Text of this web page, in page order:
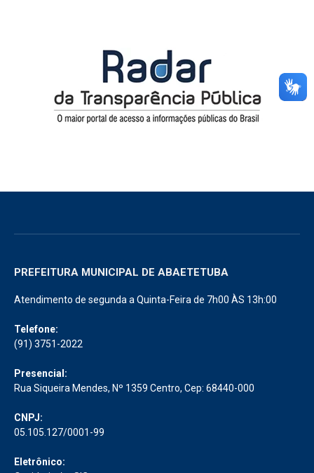
PREFEITURA MUNICIPAL DE ABAETETUBA
Atendimento de segunda a Quinta-Feira de 7h00 ÀS 13h:00
Telefone:
(91) 3751-2022
Presencial:
Rua Siqueira Mendes, Nº 1359 Centro, Cep: 68440-000
CNPJ:
05.105.127/0001-99
Eletrônico: